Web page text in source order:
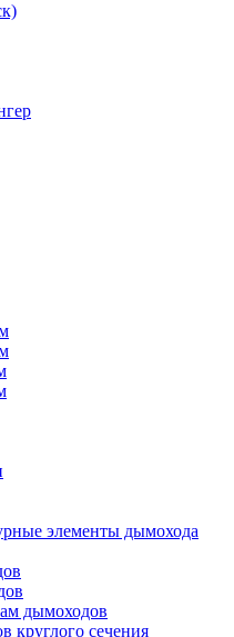
элементы дымохода
дымоходов
круглого сечения